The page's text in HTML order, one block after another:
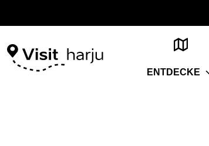
ENTDECKE